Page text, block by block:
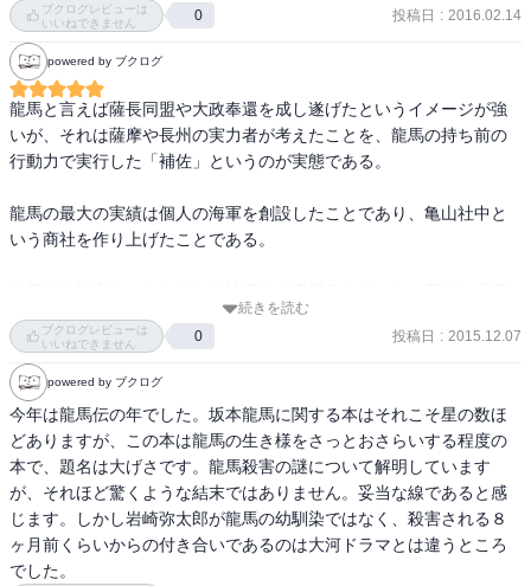
ブクログレビューは
いいねできません
0 投稿日 : 2016.02.14
powered by ブクログ
龍馬と言えば薩長同盟や大政奉還を成し遂げたというイメージが強
いが、それは薩摩や長州の実力者が考えたことを、龍馬の持ち前の
行動力で実行した「補佐」というのが実態である。
龍馬の最大の実績は個人の海軍を創設したことであり、亀山社中と
いう商社を作り上げたことである。
人」であった。
龍馬暗殺にはいまだに様々な諸説が飛び交っているが実はそれほど
謎はない。
実行犯は京都見廻り組であり、その実行を指示した黒幕は会津藩の
松平容保である可能性が濃厚である。
続きを読む
ブクログレビューは
いいねできません
0 投稿日 : 2015.12.07
powered by ブクログ
今年は龍馬伝の年でした。坂本龍馬に関する本はそれこそ星の数ほ
どありますが、この本は龍馬の生き様をさっとおさらいする程度の
本で、題名は大げさです。龍馬殺害の謎について解明しています
が、それほど驚くような結末ではありません。妥当な線であると感
じます。しかし岩崎弥太郎が龍馬の幼馴染ではなく、殺害される８
ヶ月前くらいからの付き合いであるのは大河ドラマとは違うところ
でした。